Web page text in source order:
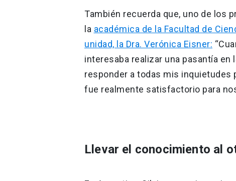
También recuerda que, uno de los
la académica de la Facultad de
unidad, la Dra. Verónica Eisner:
interesaba realizar una pasantía en
responder a todas mis inquietudes
fue realmente satisfactorio para
Llevar el conocimiento al